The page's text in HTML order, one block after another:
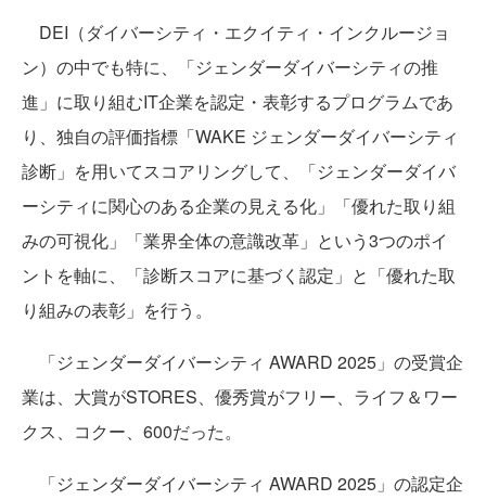
DEI（ダイバーシティ・エクイティ・インクルージョ
ン）の中でも特に、「ジェンダーダイバーシティの推
進」に取り組むIT企業を認定・表彰するプログラムであ
り、独自の評価指標「WAKE ジェンダーダイバーシティ
診断」を用いてスコアリングして、「ジェンダーダイバ
ーシティに関心のある企業の見える化」「優れた取り組
みの可視化」「業界全体の意識改革」という3つのポイ
ントを軸に、「診断スコアに基づく認定」と「優れた取
り組みの表彰」を行う。
「ジェンダーダイバーシティ AWARD 2025」の受賞企
業は、大賞がSTORES、優秀賞がフリー、ライフ＆ワー
クス、コクー、600だった。
「ジェンダーダイバーシティ AWARD 2025」の認定企